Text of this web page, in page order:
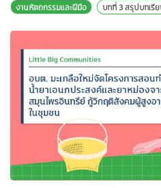
งานหัตถกรรมและฝีมือ
บทที่ 3 สรุปบทเรี